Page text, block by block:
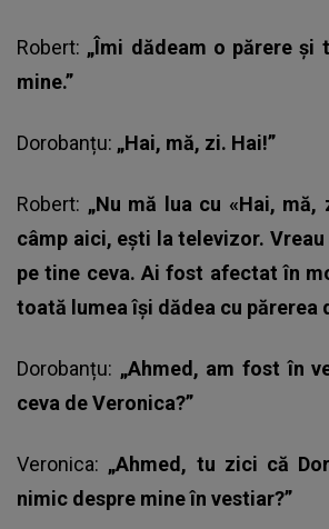
Robert: „Îmi dădeam o părere și
mine.”
Dorobanțu: „Hai, mă, zi. Hai!”
Robert: „Nu mă lua cu «Hai,
câmp aici, ești la televizor.
pe tine ceva. Ai fost afectat în
toată lumea își dădea cu părerea
Dorobanțu: „Ahmed, am fost în
ceva de Veronica?”
Veronica: „Ahmed, tu zici că
nimic despre mine în vestiar?”